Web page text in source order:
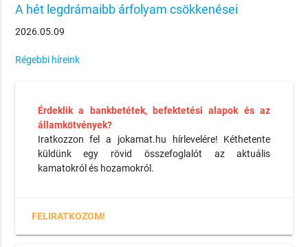
A hét legdrámaibb árfolyam csökkenései
2026.05.09
Régebbi híreink
Érdeklik a bankbetétek, befektetési alapok és az
államkötvények?
Iratkozzon fel a jokamat.hu hírlevelére! Kéthetente
küldünk egy rövid összefoglalót az aktuális
kamatokról és hozamokról.
FELIRATKOZOM!